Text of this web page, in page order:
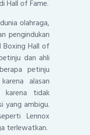
Hall of Fame.
olahraga,
pengindukan
Hall of
dan ahli
petinju
alasan
karena tidak
yang ambigu.
Lennox
terlewatkan.